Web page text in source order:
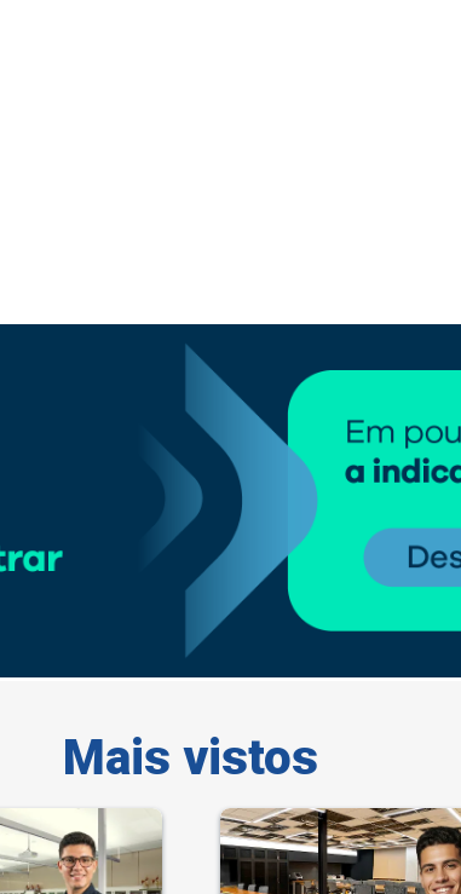
Mais vistos